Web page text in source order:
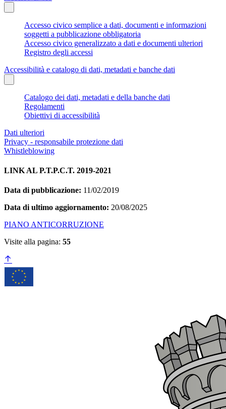
Accesso civico semplice a dati, documenti e informazioni
soggetti a pubblicazione obbligatoria
Accesso civico generalizzato a dati e documenti ulteriori
Registro degli accessi
Accessibilità e catalogo di dati, metadati e banche dati
Catalogo dei dati, metadati e della banche dati
Regolamenti
Obiettivi di accessibilità
Dati ulteriori
Privacy - responsabile protezione dati
Whistleblowing
LINK AL P.T.P.C.T. 2019-2021
Data di pubblicazione: 11/02/2019
Data di ultimo aggiornamento: 20/08/2025
PIANO ANTICORRUZIONE
Visite alla pagina: 55